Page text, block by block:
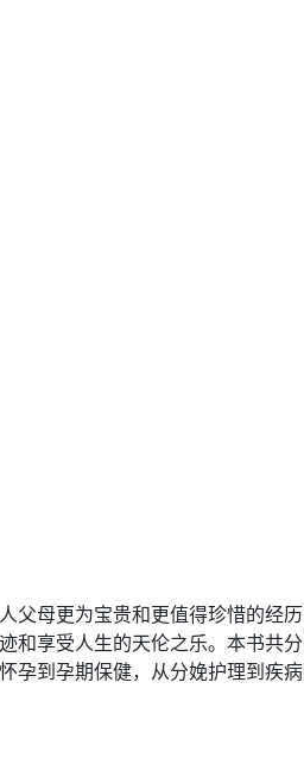
母更为宝贵和更值得珍惜的经
享受人生的天伦之乐。本书共
孕到孕期保健，从分娩护理到疾